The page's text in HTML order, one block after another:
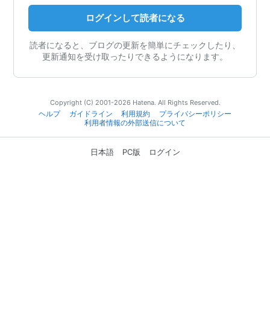
ログインして読者になる
読者になると、ブログの更新を簡単にチェックしたり、
更新通知を受け取ったりできるようになります。
Copyright (C) 2001-2026 Hatena. All Rights Reserved.
ヘルプ
ガイドライン 利用規約
プライバシーポリシー
利用者情報の外部送信について
日本語 PC版 ログイン